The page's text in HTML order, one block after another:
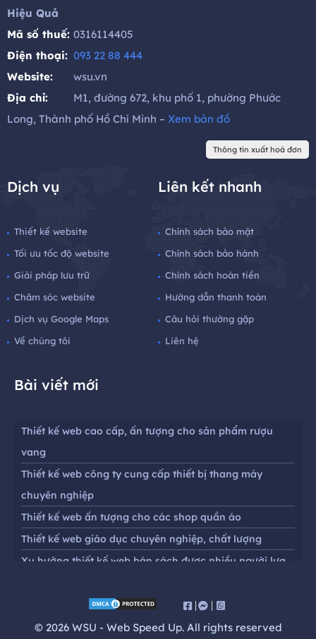
Hiệu Quả
Mã số thuế: 0316114405
Điện thoại: 093 22 88 444
Website:
wsu.vn
Địa chỉ:
M1, đường 672, khu phố 1, phường Phước
Long, Thành phố Hồ Chí Minh – Xem bản đồ
Thông tin xuất hoá đơn
Dịch vụ
Thiết kế website
Tối ưu tốc độ website
Giải pháp lưu trữ
Chăm sóc website
Dịch vụ Google Maps
Về chúng tôi
Liên kết nhanh
Chính sách bảo mật
Chính sách bảo hành
Chính sách hoàn tiền
Hướng dẫn thanh toán
Câu hỏi thường gặp
Liên hệ
Bài viết mới
Thiết kế web cao cấp, ấn tượng cho sản phẩm rượu
vang
Thiết kế web công ty cung cấp thiết bị thang máy
chuyên nghiệp
Thiết kế web ấn tượng cho các shop quần áo
Thiết kế web giáo dục chuyên nghiệp, chất lượng
Xu hướng thiết kế web bán sách được nhiều người lựa
Thiết kế website chuyên nghiệp chuẩn seo cho cửa
hàng mắt kính
© 2026 WSU - Web Speed Up. All rights reserved